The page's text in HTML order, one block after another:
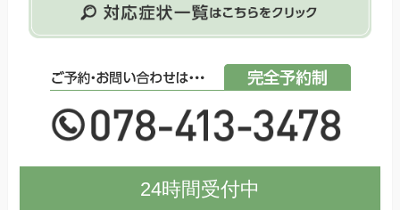
24時間受付中